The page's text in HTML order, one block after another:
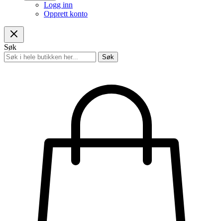
Logg inn
Opprett konto
Søk
Søk